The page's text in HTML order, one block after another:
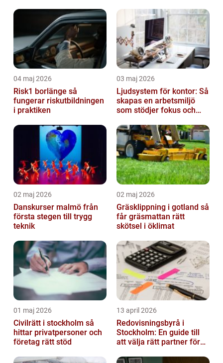
04 maj 2026
Risk1 borlänge så
fungerar riskutbildningen
i praktiken
03 maj 2026
Ljudsystem för kontor: Så
skapas en arbetsmiljö
som stödjer fokus och
02 maj 2026
Danskurser malmö från
första stegen till trygg
teknik
02 maj 2026
Gräsklippning i gotland så
får gräsmattan rätt
skötsel i öklimat
01 maj 2026
Civilrätt i stockholm så
hittar privatpersoner och
företag rätt stöd
13 april 2026
Redovisningsbyrå i
Stockholm: En guide till
att välja rätt partner för